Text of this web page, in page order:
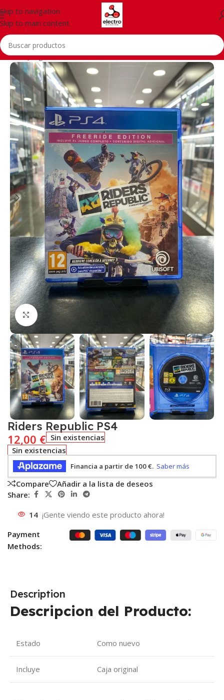
Skip to navigation
Skip to main content
Inicio/Juegos
Click to enlarge
Riders Republic PS4
12,00 € Sin existencias
Sin existencias
Compare
Añadir a la lista de deseos
Share:
14 ¡Gente viendo este producto ahora!
Payment
Methods:
Description
Descripcion del Producto:
Estado Como nuevo
Incluye Caja original